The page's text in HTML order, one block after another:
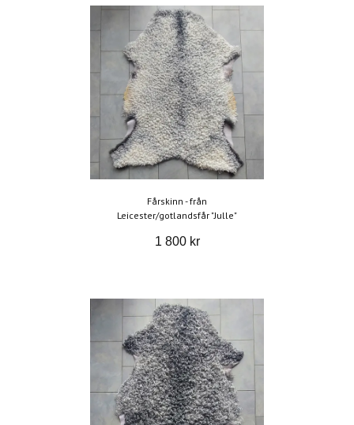
Fårskinn - från
Leicester/gotlandsfår "Julle"
1 800 kr